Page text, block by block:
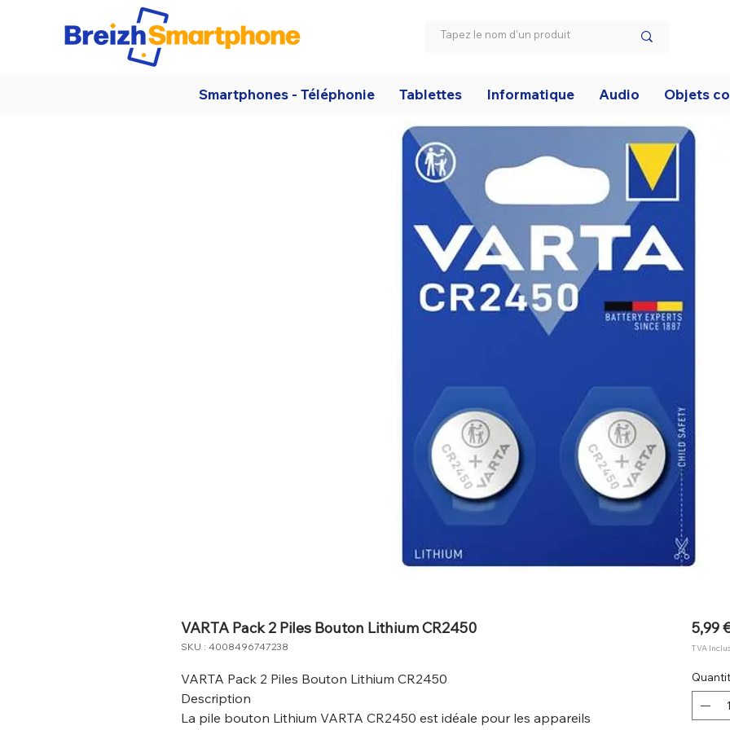
Smartphones - Téléphonie Tablettes Informatique Audio Objets
VARTA Pack 2 Piles Bouton Lithium CR2450
SKU : 4008496747238
VARTA Pack 2 Piles Bouton Lithium CR2450
Description
La pile bouton Lithium VARTA CR2450 est idéale pour les appareils
5,99
TVA